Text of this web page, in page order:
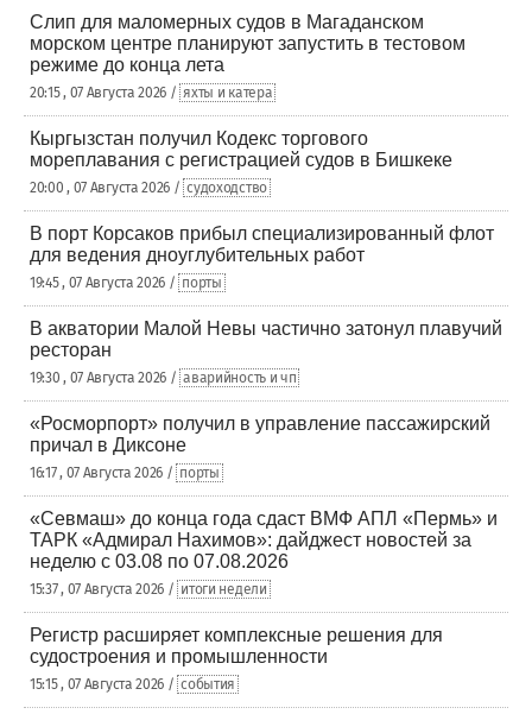
Слип для маломерных судов в Магаданском
морском центре планируют запустить в тестовом
режиме до конца лета
20:15 , 07 Августа 2026 / яхты и катера
Кыргызстан получил Кодекс торгового
мореплавания с регистрацией судов в Бишкеке
20:00 , 07 Августа 2026 / судоходство
В порт Корсаков прибыл специализированный флот
для ведения дноуглубительных работ
19:45 , 07 Августа 2026 / порты
В акватории Малой Невы частично затонул плавучий
ресторан
19:30 , 07 Августа 2026 / аварийность и чп
«Росморпорт» получил в управление пассажирский
причал в Диксоне
16:17 , 07 Августа 2026 / порты
«Севмаш» до конца года сдаст ВМФ АПЛ «Пермь» и
ТАРК «Адмирал Нахимов»: дайджест новостей за
неделю с 03.08 по 07.08.2026
15:37 , 07 Августа 2026 / итоги недели
Регистр расширяет комплексные решения для
судостроения и промышленности
15:15 , 07 Августа 2026 / события